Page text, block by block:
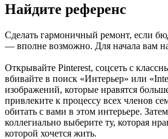
Найдите референс
Сделать гармоничный ремонт, если
— вполне возможно. Для начала вам
Открывайте Pinterest, соцсеть с
вбивайте в поиск «Интерьер» или
изображений, которые нравятся
привлеките к процессу всех членов
обитать с вами в этом интерьере.
коллегиально выберите ту, которая
которой хочется жить.